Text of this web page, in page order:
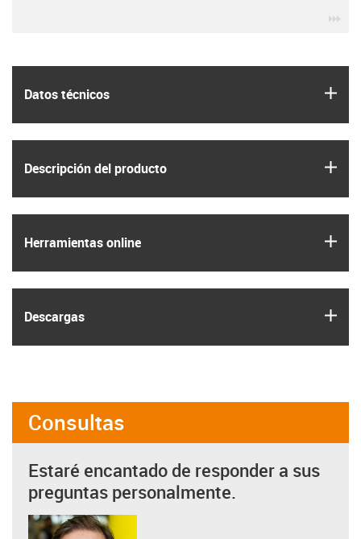
Datos técnicos
Descripción del producto
Herramientas online
Descargas
Consultas
Estaré encantado de responder a sus
preguntas personalmente.